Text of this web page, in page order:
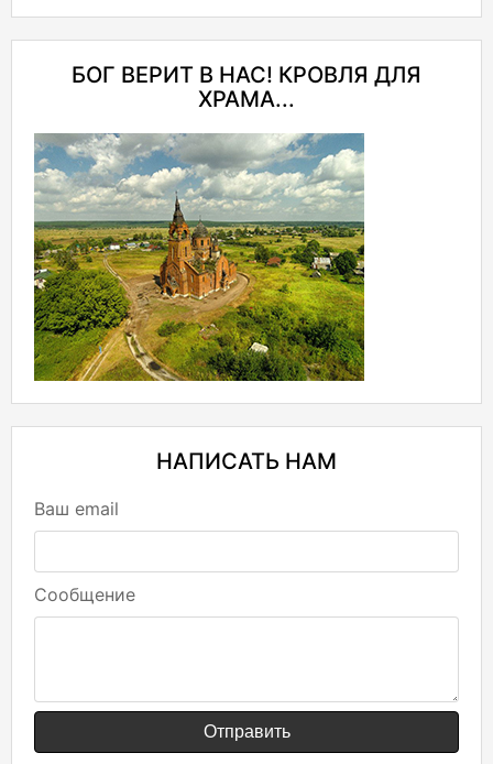
БОГ ВЕРИТ В НАС! КРОВЛЯ ДЛЯ
ХРАМА...
НАПИСАТЬ НАМ
Ваш email
Сообщение
Отправить